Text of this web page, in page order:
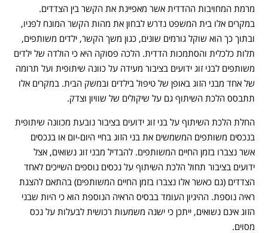
מרמת המחויבות ההדדית אשר מאפיינת את הקשר בין הצדדים.
במקרים אלו בית המשפט נדרש לבחון את מהות הקשר המונח לפניו,
ובתוך כך הוא שוקל גורמים שונים, כגון משך הקשר, ילדים משותפים,
תלות כלכלית והסתמכות הדדית. הלכה פסוקה היא כי הולדה של ילדים
משותפים לבני זוג ידועים בציבור מעידה על כוונה שיתופית ועל תרומה
של אחד מבני הזוג באופן של טיפול בילדים ובמשק הבית. במקרים אלו
תתבסס הלכת השיתוף גם על שיקולים של שוויון וצדק.
החלת הלכת השיתוף על בני זוג ידועים בציבור נובעת מכוונה שיתופית
בנכסים משותפים המשמשים את בני הזוג בחיי היום-יום או בנכסים
אשר נצברו בזמן החיים המשותפים. להבדיל מבני זוג נשואים, אצל
ידועים בציבור תחול הלכת השיתוף על נכסים נוספים השייכים לאחד
הצדדים (גם כאשר אלו נצברו בזמן החיים המשותפים) בהתאם להצגת
ראיה נוספת. ההיגיון העומד בבסיס הראיה הנוספת הוא כי היות שבני
הזוג אינם נשואים, ייתכן כי ישנה משמעות רכושית לבעלות על נכס
מסוים.